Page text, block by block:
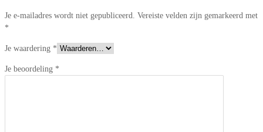
Je e-mailadres wordt niet gepubliceerd. Vereiste velden zijn gemarkeerd met
*
Je waardering *
Je beoordeling *